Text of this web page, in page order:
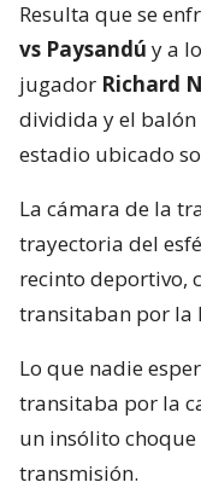
Resulta que se
vs Paysandú y a
jugador Richard
dividida y el
estadio ubicado
La cámara de la
trayectoria del
recinto deportivo,
transitaban por la
Lo que nadie
transitaba por la
un insólito
transmisión.